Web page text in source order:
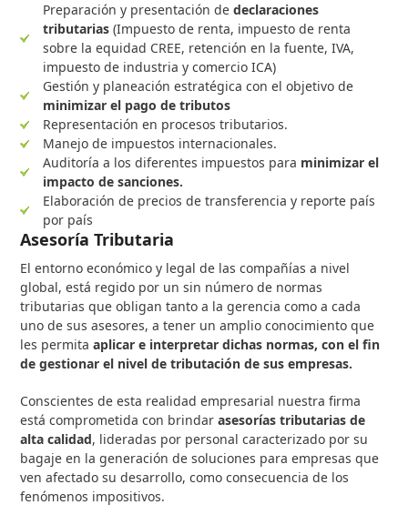
Preparación y presentación dedeclaraciones
tributarias (Impuesto de renta, impuesto de renta
sobre la equidad CREE, retención en la fuente, IVA,
impuesto de industria y comercio ICA)
Gestión y planeación estratégica con el objetivo de
minimizar el pago de tributos
Representación en procesos tributarios.
Manejo de impuestos internacionales.
Auditoría a los diferentes impuestos para minimizar el
impacto de sanciones.
Elaboración de precios de transferencia y reporte país
por país
Asesoría Tributaria
El entorno económico y legal de las compañías a nivel
global, está regido por un sin número de normas
tributarias que obligan tanto a la gerencia como a cada
uno de sus asesores, a tener un amplio conocimiento que
les permitaaplicar e interpretar dichas normas, con el fin
de gestionar el nivel de tributación de sus empresas.
Conscientes de esta realidad empresarial nuestra firma
está comprometida con brindarasesorías tributarias de
alta calidad, lideradas por personal caracterizado por su
bagaje en la generación de soluciones para empresas que
ven afectado su desarrollo, como consecuencia de los
fenómenos impositivos.